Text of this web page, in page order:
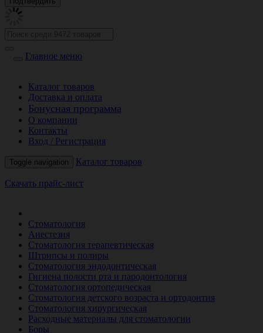
Главное меню
Каталог товаров
Доставка и оплата
Бонусная программа
О компании
Контакты
Вход / Регистрация
Toggle navigation Каталог товаров
Скачать прайс-лист
Стоматология
Анестезия
Стоматология терапевтическая
Штрипсы и полиры
Стоматология эндодонтическая
Гигиена полости рта и пародонтология
Стоматология ортопедическая
Стоматология детского возраста и ортодонтия
Стоматология хирургическая
Расходные материалы для стоматологии
Боры